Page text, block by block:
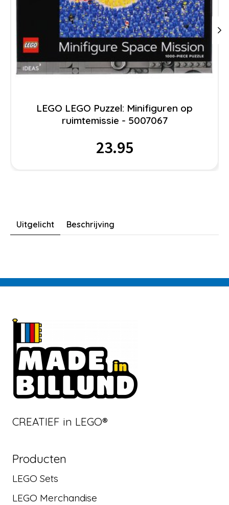
LEGO LEGO Puzzel: Minifiguren op
ruimtemissie - 5007067
23.95
Uitgelicht Beschrijving
CREATIEF in LEGO®
Producten
LEGO Sets
LEGO Merchandise